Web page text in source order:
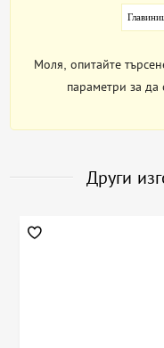
Моля, опитайте
параметри за да
Други